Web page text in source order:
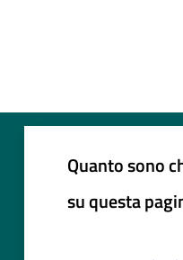
Quanto sono
su questa